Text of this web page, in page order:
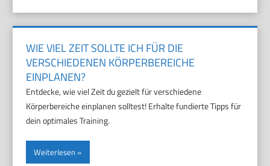
WIE VIEL ZEIT SOLLTE ICH FÜR DIE
VERSCHIEDENEN KÖRPERBEREICHE
EINPLANEN?
Entdecke, wie viel Zeit du gezielt für verschiedene
Körperbereiche einplanen solltest! Erhalte fundierte Tipps für
dein optimales Training.
Weiterlesen